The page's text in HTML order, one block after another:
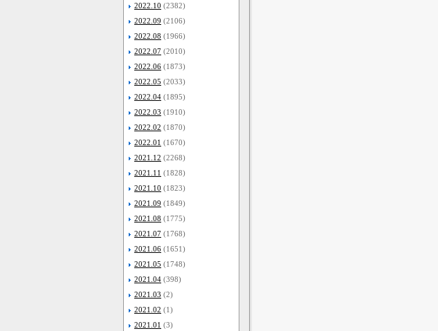
2022.10 (2382)
2022.09 (2106)
2022.08 (1966)
2022.07 (2010)
2022.06 (1873)
2022.05 (2033)
2022.04 (1895)
2022.03 (1910)
2022.02 (1870)
2022.01 (1670)
2021.12 (2268)
2021.11 (1828)
2021.10 (1823)
2021.09 (1849)
2021.08 (1775)
2021.07 (1768)
2021.06 (1651)
2021.05 (1748)
2021.04 (398)
2021.03 (2)
2021.02 (1)
2021.01 (3)